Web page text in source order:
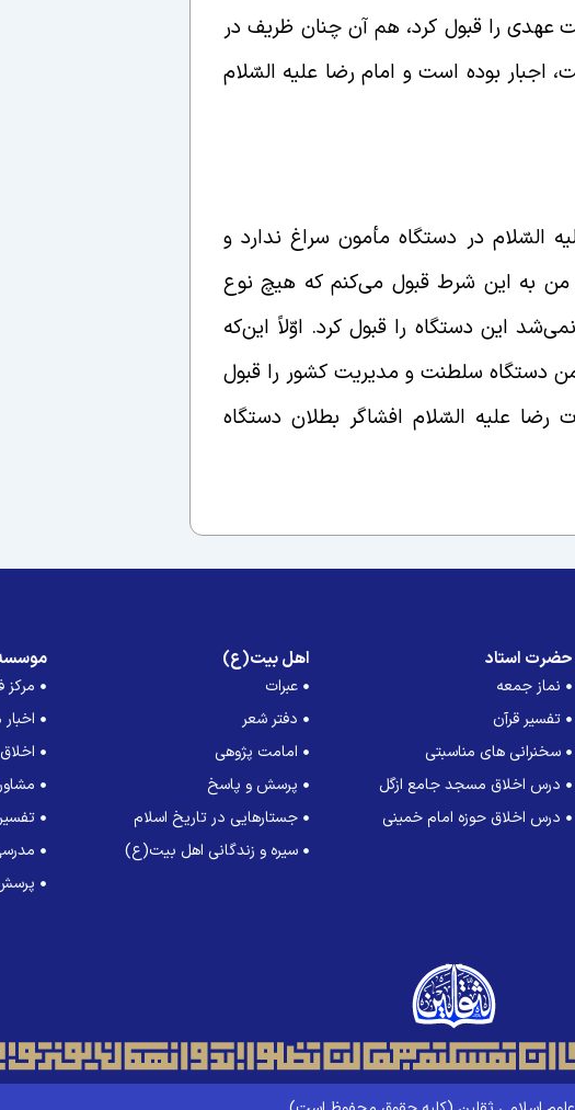
عهدی را قبول کرد، هم آن چنان ظریف در
بوده است و امام رضا علیه السّلام
در دستگاه مأمون سراغ ندارد و
به این شرط قبول می‌کنم که هیچ نوع
این دستگاه را قبول کرد. اوّلاً این‌که
دستگاه سلطنت و مدیریت کشور را قبول
علیه السّلام افشاگر بطلان دستگاه
حضرت استاد
نماز جمعه
تفسیر قرآن
سخنرانی های مناسبتی
درس اخلاق مسجد جامع ازگل
درس اخلاق حوزه امام خمینی
اهل بیت(ع)
عبرات
دفتر شعر
امامت پژوهی
پرسش و پاسخ
جستارهایی در تاریخ اسلام
سیره و زندگانی اهل بیت(ع)
مرکز